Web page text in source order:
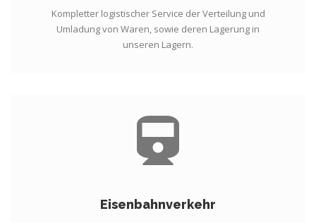
Kompletter logistischer Service der Verteilung und
Umladung von Waren, sowie deren Lagerung in
unseren Lagern.
Eisenbahnverkehr